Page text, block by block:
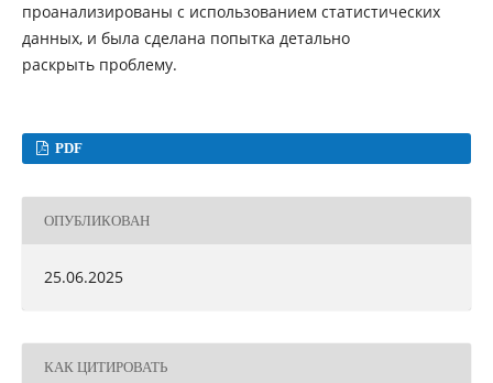
проанализированы с использованием статистических
данных, и была сделана попытка детально
раскрыть проблему.
PDF
ОПУБЛИКОВАН
25.06.2025
КАК ЦИТИРОВАТЬ